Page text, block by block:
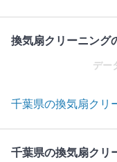
換気扇クリーニング
デー
千葉県の換気扇クリ
千葉県の換気扇クリ